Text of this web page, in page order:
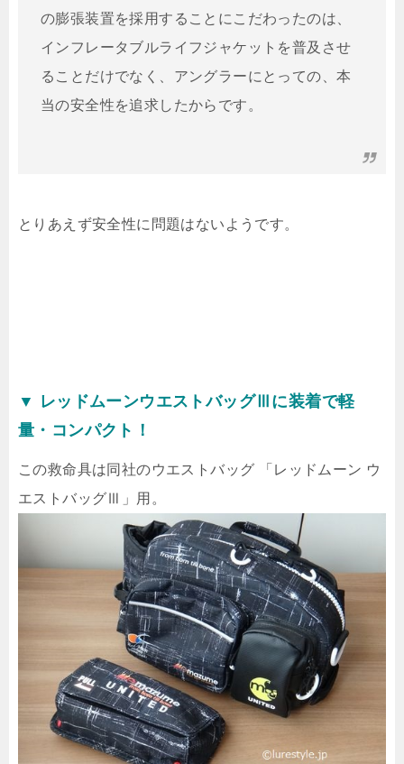
の膨張装置を採用することにこだわったのは、
インフレータブルライフジャケットを普及させ
ることだけでなく、アングラーにとっての、本
当の安全性を追求したからです。
とりあえず安全性に問題はないようです。
▼ レッドムーンウエストバッグⅢに装着で軽
量・コンパクト！
この救命具は同社のウエストバッグ 「レッドムーン ウ
エストバッグⅢ」用。